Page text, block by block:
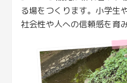
る場をつくります。小学生
社会性や人への信頼感を育み